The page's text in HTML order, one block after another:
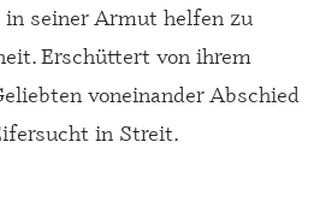
seiner Armut helfen zu
Erschüttert von ihrem
voneinander Abschied
in Streit.